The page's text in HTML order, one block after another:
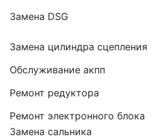
Замена DSG
Замена цилиндра сцепления
Обслуживание акпп
Ремонт редуктора
Ремонт электронного блока
Замена сальника